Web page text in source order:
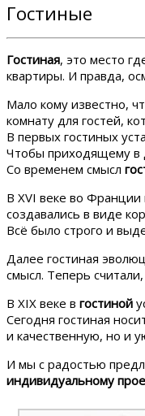
Гостиные
Гостиная, это место
квартиры. И правда,
Мало кому известно,
комнату для гостей,
В первых гостиных
Чтобы приходящему в
Со временем смысл
В XVI веке во Франции
создавались в виде
Всё было строго и
Далее гостиная
смысл. Теперь
В XIX веке в гостиной
Сегодня гостиная
и качественную, но и
И мы с радостью
индивидуальному